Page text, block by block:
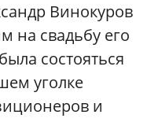
Винокуров
на свадьбу его
состояться
уголке
и